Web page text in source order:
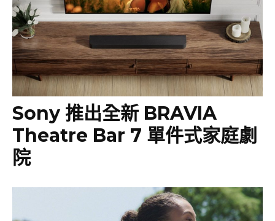
Sony 推出全新 BRAVIA
Theatre Bar 7 單件式家庭劇
院